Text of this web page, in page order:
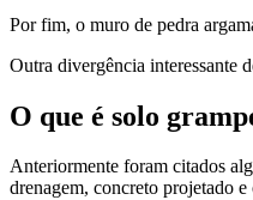
Por fim, o muro de pedra
Outra divergência interessante
O que é solo
Anteriormente foram citados
drenagem, concreto projetado e